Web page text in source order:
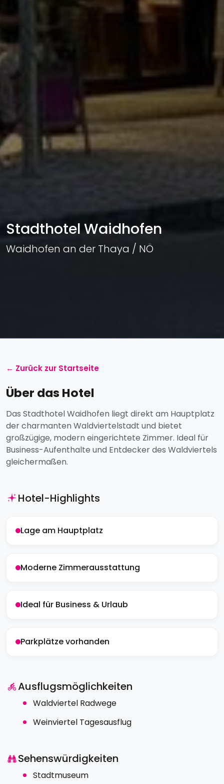
Stadthotel Waidhofen
Waidhofen an der Thaya / NÖ
← Zurück zur Startseite
Über das Hotel
Das Stadthotel Waidhofen liegt direkt am Hauptplatz
der charmanten Waldviertelstadt und bietet
großzügige, modern eingerichtete Zimmer. Ideal für
Business-Aufenthalte und Entdecker des Waldviertels
gleichermaßen.
Hotel-Highlights
Lage am Hauptplatz
Moderne Zimmerausstattung
Ideal für Business & Urlaub
Parkplätze vorhanden
Ausflugsmöglichkeiten
Waldviertel Radwege
Weinviertel Tagesausflug
Sehenswürdigkeiten
Stadtmuseum